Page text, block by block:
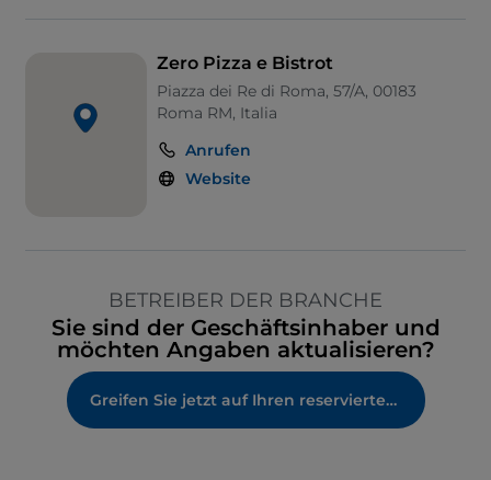
Zero Pizza e Bistrot
Piazza dei Re di Roma, 57/A, 00183
Roma RM, Italia
Anrufen
Website
BETREIBER DER BRANCHE
Sie sind der Geschäftsinhaber und
möchten Angaben aktualisieren?
Greifen Sie jetzt auf Ihren reservierten Bereich zu